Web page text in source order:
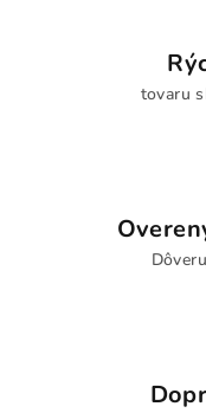
tovaru